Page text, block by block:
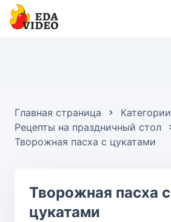
Главная страница
Категории
Рецепты на праздничный стол
Творожная пасха с цукатами
Творожная пасха с
цукатами